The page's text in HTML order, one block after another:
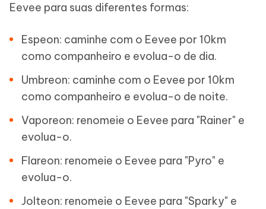
Eevee para suas diferentes formas:
Espeon: caminhe com o Eevee por 10km
como companheiro e evolua-o de dia.
Umbreon: caminhe com o Eevee por 10km
como companheiro e evolua-o de noite.
Vaporeon: renomeie o Eevee para "Rainer" e
evolua-o.
Flareon: renomeie o Eevee para "Pyro" e
evolua-o.
Jolteon: renomeie o Eevee para "Sparky" e